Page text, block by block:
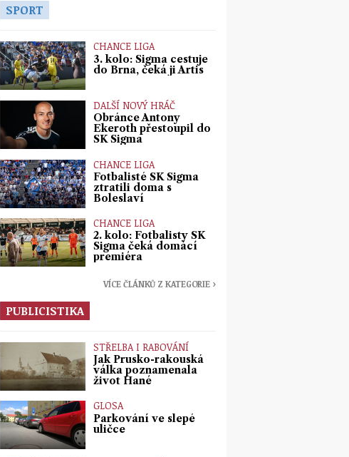
SPORT
CHANCE LIGA
3. kolo: Sigma cestuje
do Brna, čeká ji Artis
DALŠÍ NOVÝ HRÁČ
Obránce Antony
Ekeroth přestoupil do
SK Sigma
CHANCE LIGA
Fotbalisté SK Sigma
ztratili doma s
Boleslaví
CHANCE LIGA
2. kolo: Fotbalisty SK
Sigma čeká domácí
premiéra
VÍCE ČLÁNKŮ Z KATEGORIE ›
PUBLICISTIKA
STŘELBA I RABOVÁNÍ
Jak Prusko-rakouská
válka poznamenala
život Hané
GLOSA
Parkování ve slepé
uličce